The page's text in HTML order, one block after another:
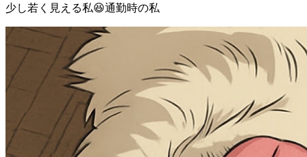
少し若く見える私😆通勤時の私